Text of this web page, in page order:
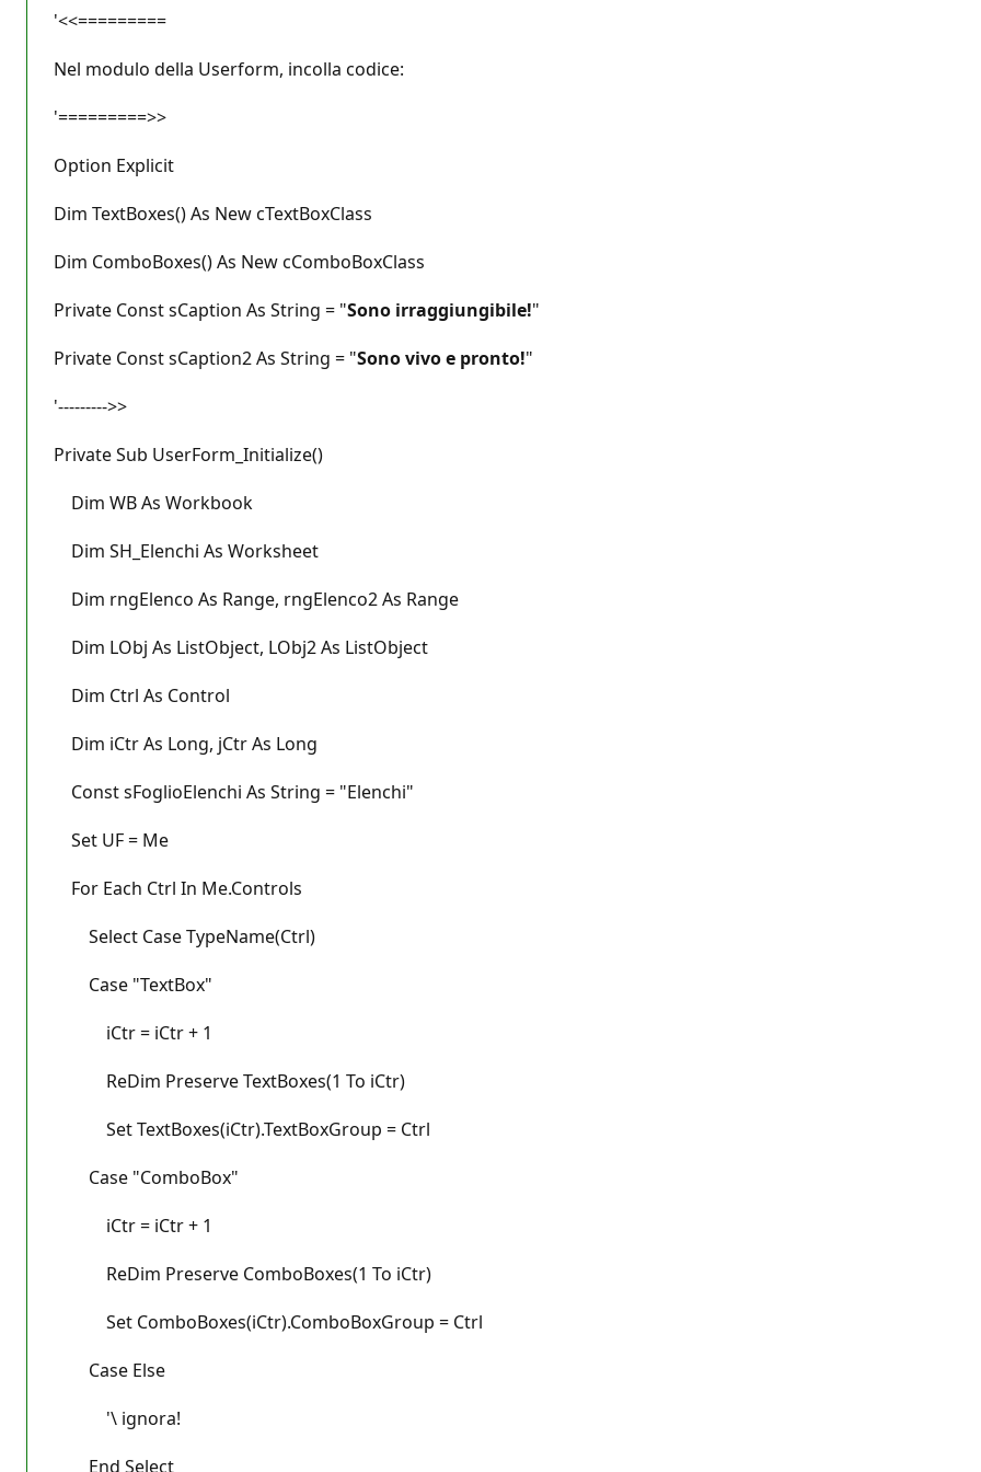
'<<=========
Nel modulo della Userform, incolla codice:
'=========>>
Option Explicit
Dim TextBoxes() As New cTextBoxClass
Dim ComboBoxes() As New cComboBoxClass
Private Const sCaption As String = "Sono irraggiungibile!"
Private Const sCaption2 As String = "Sono vivo e pronto!"
'--------->>
Private Sub UserForm_Initialize()
Dim WB As Workbook
Dim SH_Elenchi As Worksheet
Dim rngElenco As Range, rngElenco2 As Range
Dim LObj As ListObject, LObj2 As ListObject
Dim Ctrl As Control
Dim iCtr As Long, jCtr As Long
Const sFoglioElenchi As String = "Elenchi"
Set UF = Me
For Each Ctrl In Me.Controls
Select Case TypeName(Ctrl)
Case "TextBox"
iCtr = iCtr + 1
ReDim Preserve TextBoxes(1 To iCtr)
Set TextBoxes(iCtr).TextBoxGroup = Ctrl
Case "ComboBox"
iCtr = iCtr + 1
ReDim Preserve ComboBoxes(1 To iCtr)
Set ComboBoxes(iCtr).ComboBoxGroup = Ctrl
Case Else
'\ ignora!
End Select